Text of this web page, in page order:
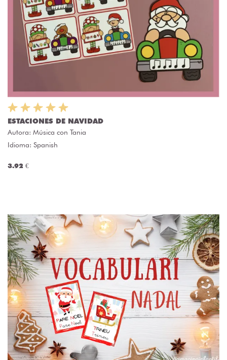
ESTACIONES DE NAVIDAD
Autora: Música con Tania
Idioma: Spanish
3.92 €